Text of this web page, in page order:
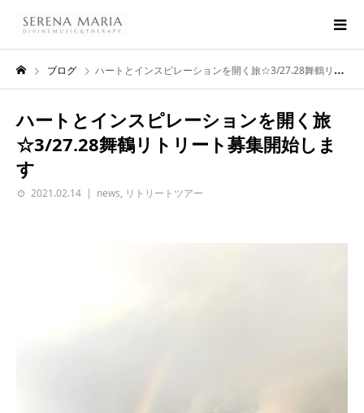
ブログ ハートとインスピレーションを開く旅☆3/27.28舞鶴リトリート募集開始します
ハートとインスピレーションを開く旅
☆3/27.28舞鶴リトリート募集開始しま
す
2021.02.14 news, リトリートツアー